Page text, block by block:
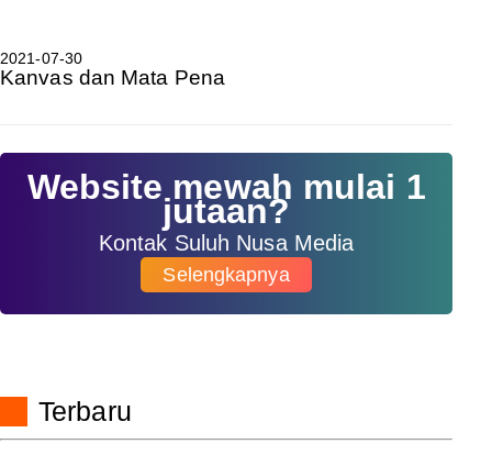
2021-07-30
Kanvas dan Mata Pena
Website mewah mulai 1
jutaan?
Kontak Suluh Nusa Media
Selengkapnya
Terbaru